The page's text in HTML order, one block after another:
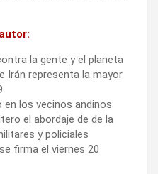
la gente y el planeta
Irán representa la mayor
en los vecinos andinos
el abordaje de de la
y policiales
firma el viernes 20